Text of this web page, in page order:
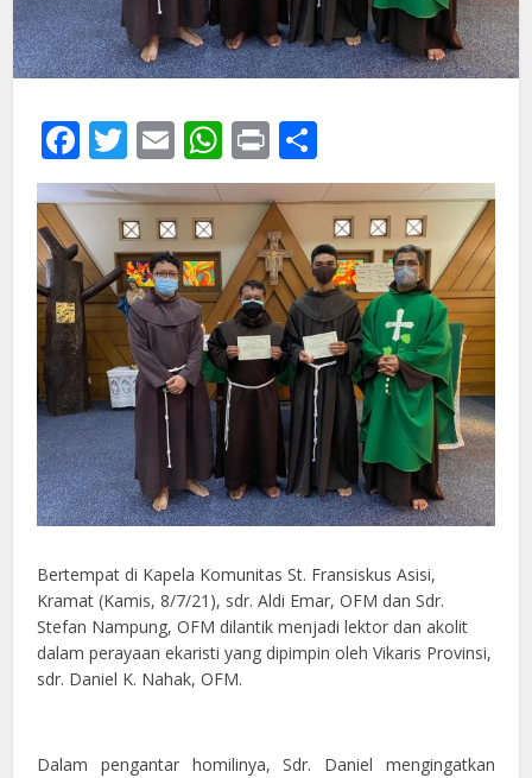
Facebook
Twitter
EmailWhatsApp
Print
Bertempat di Kapela Komunitas St. Fransiskus Asisi,
Kramat (Kamis, 8/7/21), sdr. Aldi Emar, OFM dan Sdr.
Stefan Nampung, OFM dilantik menjadi lektor dan akolit
dalam perayaan ekaristi yang dipimpin oleh Vikaris Provinsi,
sdr. Daniel K. Nahak, OFM.
Dalam pengantar homilinya, Sdr. Daniel mengingatkan